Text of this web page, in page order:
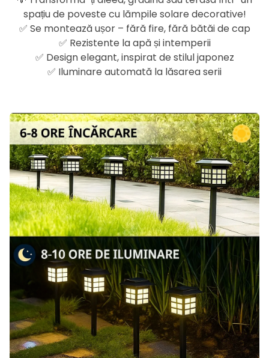
spațiu de poveste cu lămpile solare decorative!
✅ Se montează ușor – fără fire, fără bătăi de cap
✅ Rezistente la apă și intemperii
✅ Design elegant, inspirat de stilul japonez
✅ Iluminare automată la lăsarea serii